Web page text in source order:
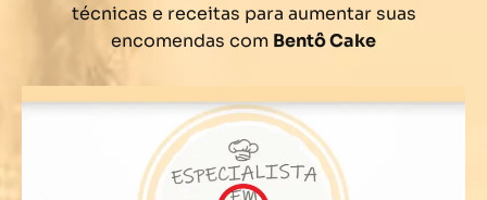
técnicas e receitas para aumentar suas
encomendas com Bentô Cake